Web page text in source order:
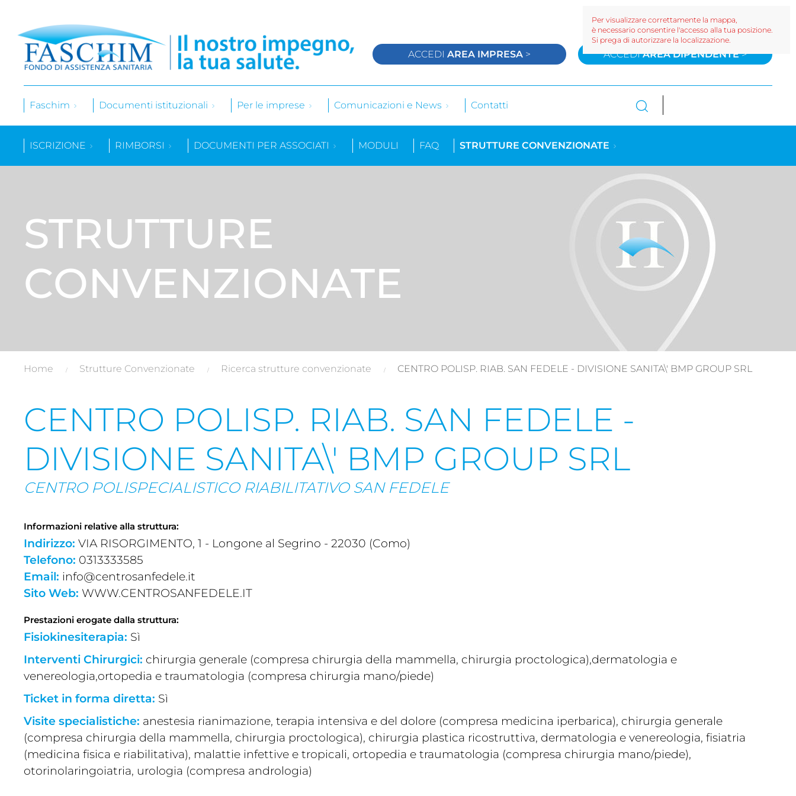
ACCEDIAREA IMPRESA > ACCEDIAREA DIPENDENTE>
Faschim Documenti istituzionali Per le imprese Comunicazioni e News Contatti
ISCRIZIONE RIMBORSI DOCUMENTI PER ASSOCIATI MODULI FAQ STRUTTURE CONVENZIONATE
STRUTTURE
CONVENZIONATE
Home Strutture Convenzionate Ricerca strutture convenzionate CENTRO POLISP. RIAB. SAN FEDELE - DIVISIONE SANITA\' BMP GROUP SRL
CENTRO POLISP. RIAB. SAN FEDELE -
DIVISIONE SANITA\' BMP GROUP SRL
CENTRO POLISPECIALISTICO RIABILITATIVO SAN FEDELE
Informazioni relative alla struttura:
Indirizzo: VIA RISORGIMENTO, 1 - Longone al Segrino - 22030 (Como)
Telefono: 0313333585
Email: info@centrosanfedele.it
Sito Web: WWW.CENTROSANFEDELE.IT
Prestazioni erogate dalla struttura:
Fisiokinesiterapia: Sì
Interventi Chirurgici: chirurgia generale (compresa chirurgia della mammella, chirurgia proctologica),dermatologia e
venereologia,ortopedia e traumatologia (compresa chirurgia mano/piede)
Ticket in forma diretta: Sì
Visite specialistiche: anestesia rianimazione, terapia intensiva e del dolore (compresa medicina iperbarica), chirurgia generale
(compresa chirurgia della mammella, chirurgia proctologica), chirurgia plastica ricostruttiva, dermatologia e venereologia, fisiatria
(medicina fisica e riabilitativa), malattie infettive e tropicali, ortopedia e traumatologia (compresa chirurgia mano/piede),
otorinolaringoiatria, urologia (compresa andrologia)
Per visualizzare correttamente la mappa,
è necessario consentire l'accesso alla tua posizione.
Si prega di autorizzare la localizzazione.